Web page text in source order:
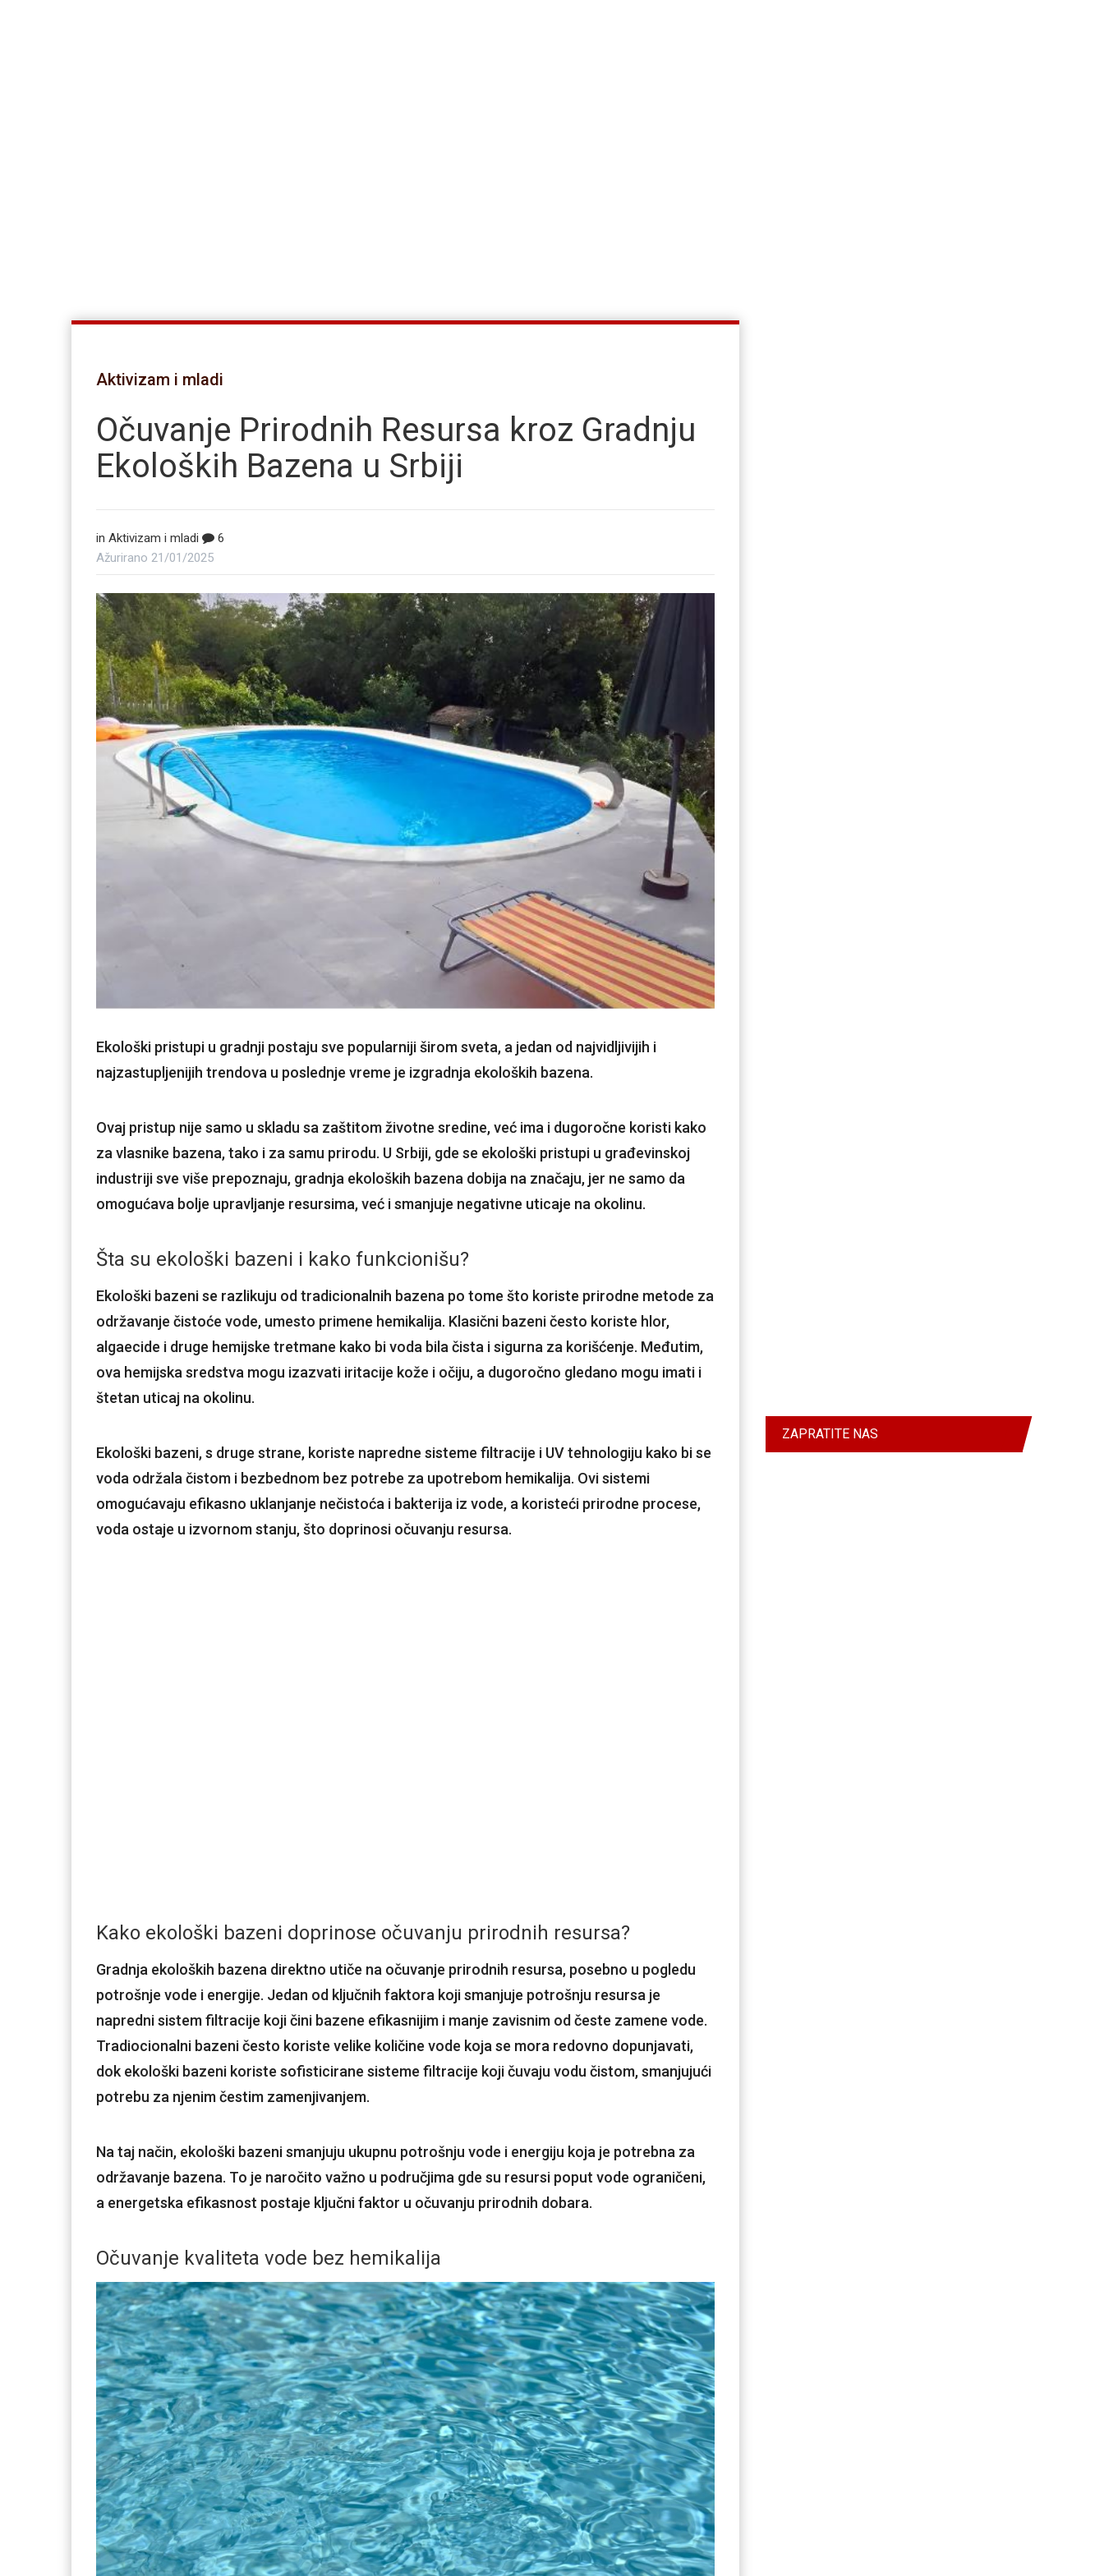
Aktivizam i mladi
Očuvanje Prirodnih Resursa kroz Gradnju
Ekoloških Bazena u Srbiji
in Aktivizam i mladi
6
Ažurirano 21/01/2025
Ekološki pristupi u gradnji postaju sve popularniji širom sveta, a jedan od najvidljivijih i
najzastupljenijih trendova u poslednje vreme je izgradnja ekoloških bazena.
Ovaj pristup nije samo u skladu sa zaštitom životne sredine, već ima i dugoročne koristi kako
za vlasnike bazena, tako i za samu prirodu. U Srbiji, gde se ekološki pristupi u građevinskoj
industriji sve više prepoznaju, gradnja ekoloških bazena dobija na značaju, jer ne samo da
omogućava bolje upravljanje resursima, već i smanjuje negativne uticaje na okolinu.
Šta su ekološki bazeni i kako funkcionišu?
Ekološki bazeni se razlikuju od tradicionalnih bazena po tome što koriste prirodne metode za
održavanje čistoće vode, umesto primene hemikalija. Klasični bazeni često koriste hlor,
algaecide i druge hemijske tretmane kako bi voda bila čista i sigurna za korišćenje. Međutim,
ova hemijska sredstva mogu izazvati iritacije kože i očiju, a dugoročno gledano mogu imati i
štetan uticaj na okolinu.
Ekološki bazeni, s druge strane, koriste napredne sisteme filtracije i UV tehnologiju kako bi se
voda održala čistom i bezbednom bez potrebe za upotrebom hemikalija. Ovi sistemi
omogućavaju efikasno uklanjanje nečistoća i bakterija iz vode, a koristeći prirodne procese,
voda ostaje u izvornom stanju, što doprinosi očuvanju resursa.
Kako ekološki bazeni doprinose očuvanju prirodnih resursa?
Gradnja ekoloških bazena direktno utiče na očuvanje prirodnih resursa, posebno u pogledu
potrošnje vode i energije. Jedan od ključnih faktora koji smanjuje potrošnju resursa je
napredni sistem filtracije koji čini bazene efikasnijim i manje zavisnim od česte zamene vode.
Tradiocionalni bazeni često koriste velike količine vode koja se mora redovno dopunjavati,
dok ekološki bazeni koriste sofisticirane sisteme filtracije koji čuvaju vodu čistom, smanjujući
potrebu za njenim čestim zamenjivanjem.
Na taj način, ekološki bazeni smanjuju ukupnu potrošnju vode i energiju koja je potrebna za
održavanje bazena. To je naročito važno u područjima gde su resursi poput vode ograničeni,
a energetska efikasnost postaje ključni faktor u očuvanju prirodnih dobara.
Očuvanje kvaliteta vode bez hemikalija
ZAPRATITE NAS